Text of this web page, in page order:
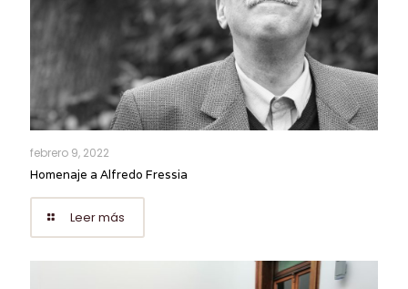
febrero 9, 2022
Homenaje a Alfredo Fressia
Leer más